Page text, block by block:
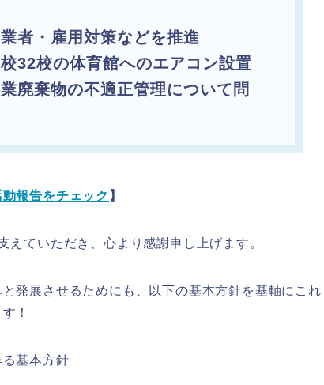
者・雇用対策などを推進
32校の体育館へのエアコン設置
廃棄物の不適正管理について問
報告をチェック 】
えていただき、心より感謝申し上げます。
発展させるためにも、以下の基本方針を基軸にこれ
！
基本方針